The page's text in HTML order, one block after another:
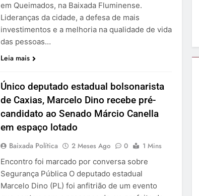
em Queimados, na Baixada Fluminense.
Lideranças da cidade, a defesa de mais
investimentos e a melhoria na qualidade de vida
das pessoas…
Leia mais
Único deputado estadual bolsonarista
de Caxias, Marcelo Dino recebe pré-
candidato ao Senado Márcio Canella
em espaço lotado
Baixada Política 2 Meses Ago 0
1 Mins
Encontro foi marcado por conversa sobre
Segurança Pública O deputado estadual
Marcelo Dino (PL) foi anfitrião de um evento